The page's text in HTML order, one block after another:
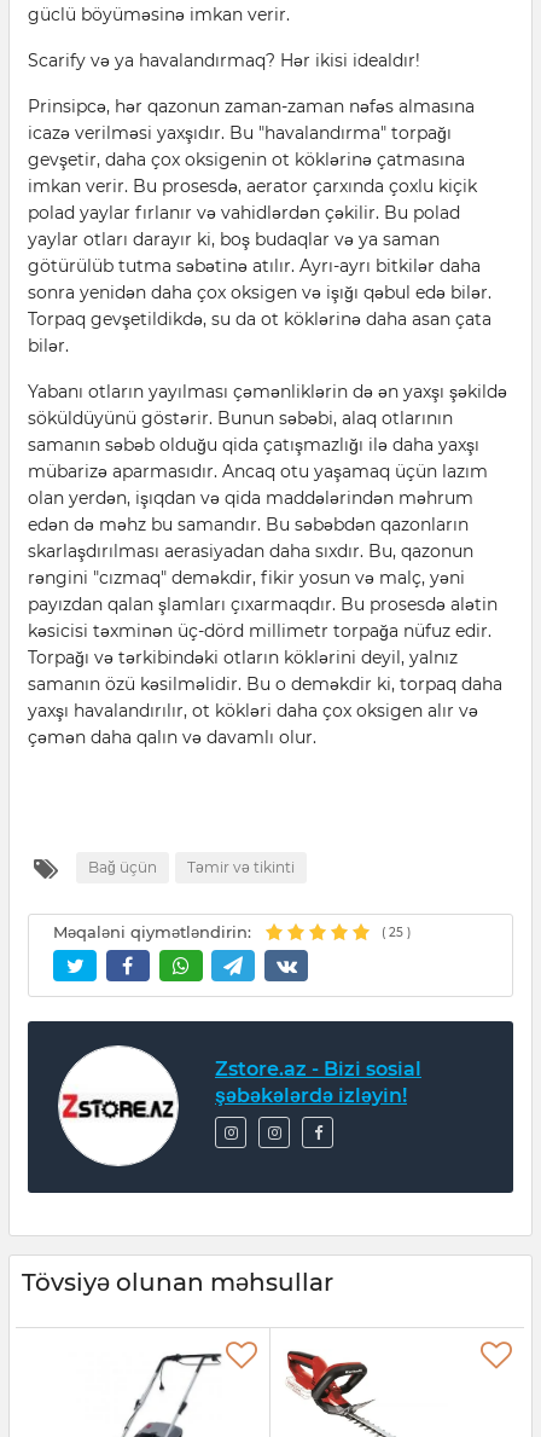
güclü böyüməsinə imkan verir.
Scarify və ya havalandırmaq? Hər ikisi idealdır!
Prinsipcə, hər qazonun zaman-zaman nəfəs almasına
icazə verilməsi yaxşıdır. Bu "havalandırma" torpağı
gevşetir, daha çox oksigenin ot köklərinə çatmasına
imkan verir. Bu prosesdə, aerator çarxında çoxlu kiçik
polad yaylar fırlanır və vahidlərdən çəkilir. Bu polad
yaylar otları darayır ki, boş budaqlar və ya saman
götürülüb tutma səbətinə atılır. Ayrı-ayrı bitkilər daha
sonra yenidən daha çox oksigen və işığı qəbul edə bilər.
Torpaq gevşetildikdə, su da ot köklərinə daha asan çata
bilər.
Yabanı otların yayılması çəmənliklərin də ən yaxşı şəkildə
söküldüyünü göstərir. Bunun səbəbi, alaq otlarının
samanın səbəb olduğu qida çatışmazlığı ilə daha yaxşı
mübarizə aparmasıdır. Ancaq otu yaşamaq üçün lazım
olan yerdən, işıqdan və qida maddələrindən məhrum
edən də məhz bu samandır. Bu səbəbdən qazonların
skarlaşdırılması aerasiyadan daha sıxdır. Bu, qazonun
rəngini "cızmaq" deməkdir, fikir yosun və malç, yəni
payızdan qalan şlamları çıxarmaqdır. Bu prosesdə alətin
kəsicisi təxminən üç-dörd millimetr torpağa nüfuz edir.
Torpağı və tərkibindəki otların köklərini deyil, yalnız
samanın özü kəsilməlidir. Bu o deməkdir ki, torpaq daha
yaxşı havalandırılır, ot kökləri daha çox oksigen alır və
çəmən daha qalın və davamlı olur.
Bağ üçün Təmir və tikinti
Məqaləni qiymətləndirin: ( 25 )
Zstore.az - Bizi sosial
şəbəkələrdə izləyin!
Tövsiyə olunan məhsullar